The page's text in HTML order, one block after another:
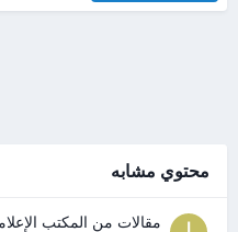
محتوي مشابه
مقالات من المكتب